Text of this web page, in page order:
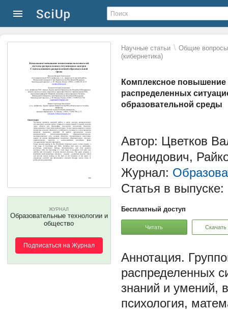
Научные статьи \ Общие вопросы
(кибернетика)
Комплексное повышение
распределенных
образовательной среды
ЖУРНАЛ
Образовательные технологии и
общество
Подписаться на Журнал
Автор: Цветков
Леонидович,
Журнал:
Статья в выпуске:
Бесплатный доступ
Читать Скачать
распределенных
знаний и умений,
психология,